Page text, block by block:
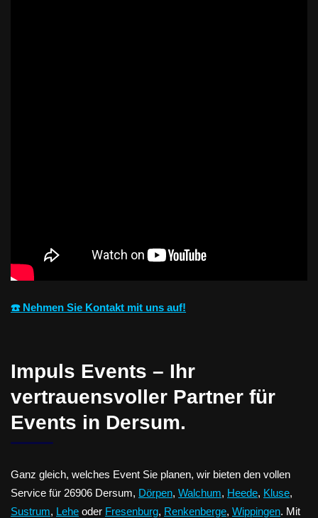
☎️ Nehmen Sie Kontakt mit uns auf!
Impuls Events – Ihr
vertrauensvoller Partner für
Events in Dersum.
Ganz gleich, welches Event Sie planen, wir bieten den vollen
Service für 26906 Dersum, Dörpen, Walchum, Heede, Kluse,
Sustrum, Lehe oder Fresenburg, Renkenberge, Wippingen. Mit